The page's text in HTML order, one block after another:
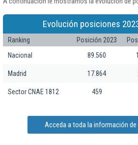
Evolución posiciones
Ranking Posición 2023
Nacional
89.560
Madrid 17.864
Sector CNAE 1812 459
Acceda a toda la información